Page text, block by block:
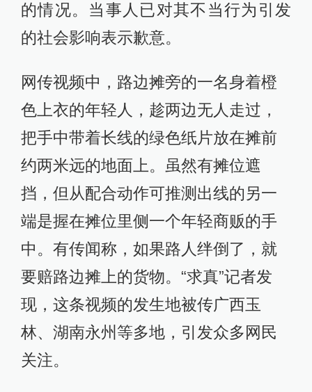
的情况。当事人已对其不当行为引发
的社会影响表示歉意。
网传视频中，路边摊旁的一名身着橙
色上衣的年轻人，趁两边无人走过，
把手中带着长线的绿色纸片放在摊前
约两米远的地面上。虽然有摊位遮
挡，但从配合动作可推测出线的另一
端是握在摊位里侧一个年轻商贩的手
中。有传闻称，如果路人绊倒了，就
要赔路边摊上的货物。“求真”记者发
现，这条视频的发生地被传广西玉
林、湖南永州等多地，引发众多网民
关注。